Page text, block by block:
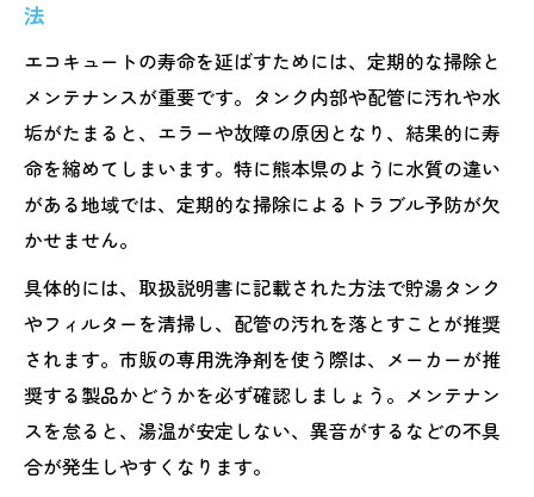
法
エコキュートの寿命を延ばすためには、定期的な掃除と
メンテナンスが重要です。タンク内部や配管に汚れや水
垢がたまると、エラーや故障の原因となり、結果的に寿
命を縮めてしまいます。特に熊本県のように水質の違い
がある地域では、定期的な掃除によるトラブル予防が欠
かせません。
具体的には、取扱説明書に記載された方法で貯湯タンク
やフィルターを清掃し、配管の汚れを落とすことが推奨
されます。市販の専用洗浄剤を使う際は、メーカーが推
奨する製品かどうかを必ず確認しましょう。メンテナン
スを怠ると、湯温が安定しない、異音がするなどの不具
合が発生しやすくなります。